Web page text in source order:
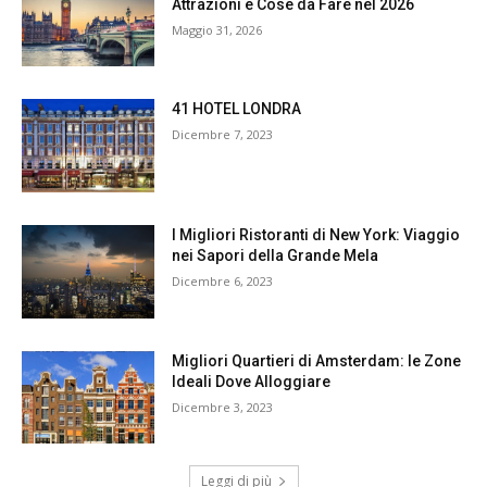
Attrazioni e Cose da Fare nel 2026
Maggio 31, 2026
41 HOTEL LONDRA
Dicembre 7, 2023
I Migliori Ristoranti di New York: Viaggio
nei Sapori della Grande Mela
Dicembre 6, 2023
Migliori Quartieri di Amsterdam: le Zone
Ideali Dove Alloggiare
Dicembre 3, 2023
Leggi di più